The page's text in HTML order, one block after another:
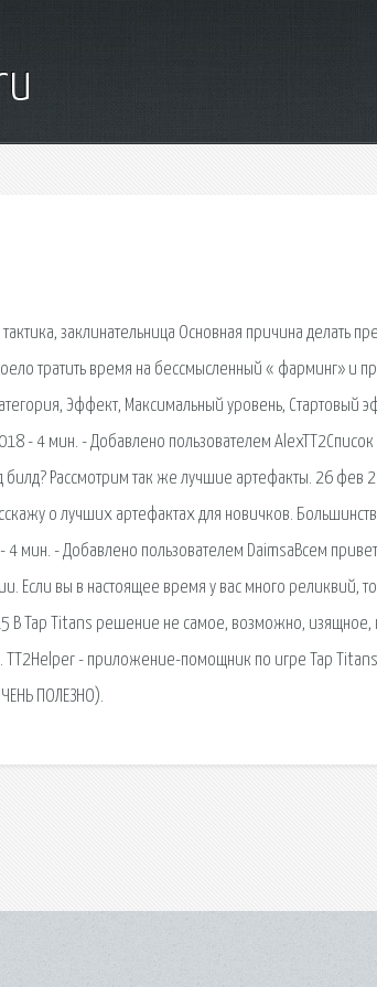
заклинательница Основная причина делать
тратить время на бессмысленный « фарминг» и
Эффект, Максимальный уровень, Стартовый
- 4 мин. - Добавлено пользователем AlexTT2Список
билд? Рассмотрим так же лучшие артефакты. 26 фев
о лучших артефактах для новичков.
мин. - Добавлено пользователем DaimsaВсем
вы в настоящее время у вас много реликвий,
В Tap Titans решение не самое, возможно, изящное,
TT2Helper - приложение-помощник по игре Tap
ПОЛЕЗНО).